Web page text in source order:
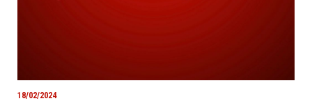
18/02/2024